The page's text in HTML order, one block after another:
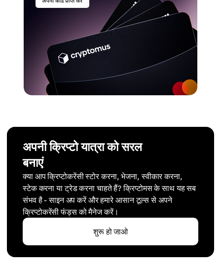
अपनी क्रिप्टो यात्रा को सरल
बनाएं
क्या आप क्रिप्टोकरेंसी स्टोर करना, भेजना, स्वीकार करना,
स्टेक करना या ट्रेड करना चाहते हैं? क्रिप्टोमस के साथ यह सब
संभव है - साइन अप करें और हमारे आसान टूल्स से अपने
क्रिप्टोकरेंसी फंड्स को मैनेज करें।
शुरू हो जाओ